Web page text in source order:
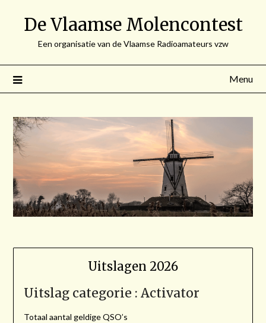
De Vlaamse Molencontest
Een organisatie van de Vlaamse Radioamateurs vzw
Menu
Uitslagen 2026
Uitslag categorie : Activator
Totaal aantal geldige QSO’s